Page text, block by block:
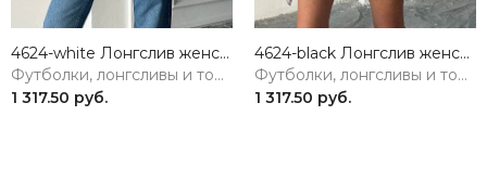
4624-white Лонгслив женский белый Girl
Футболки, лонгсливы и топы
1 317.50 руб.
4624-black Лонгслив женский черный Girl
Футболки, лонгсливы и топы
1 317.50 руб.